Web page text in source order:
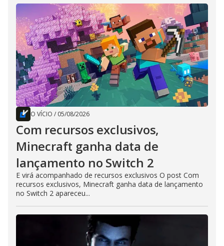
O VÍCIO / 05/08/2026
Com recursos exclusivos,
Minecraft ganha data de
lançamento no Switch 2
E virá acompanhado de recursos exclusivos O post Com
recursos exclusivos, Minecraft ganha data de lançamento
no Switch 2 apareceu...